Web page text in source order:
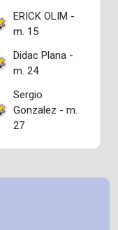
ERICK OLIM -
m. 15
Didac Plana -
m. 24
Sergio
Gonzalez - m.
27